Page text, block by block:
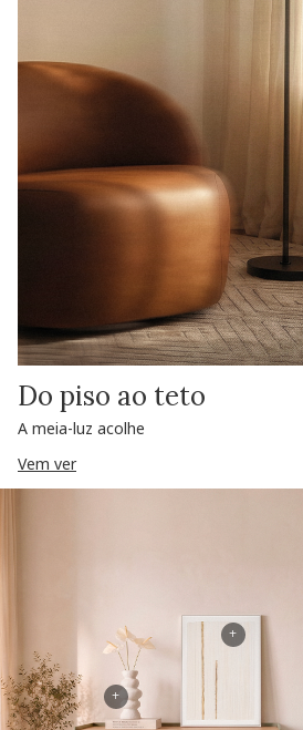
Do piso ao teto
A meia-luz acolhe
Vem ver
+
+